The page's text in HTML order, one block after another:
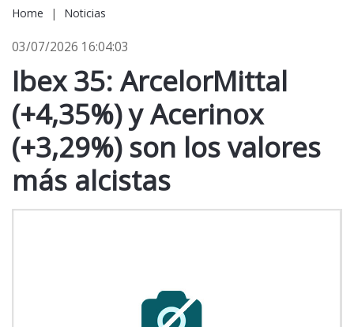
Home | Noticias
03/07/2026 16:04:03
Ibex 35: ArcelorMittal
(+4,35%) y Acerinox
(+3,29%) son los valores
más alcistas